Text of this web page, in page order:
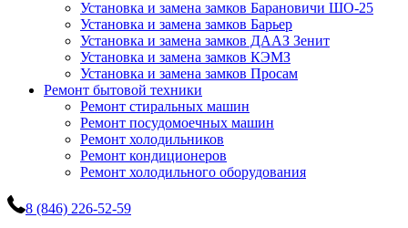
Установка и замена замков Барановичи ШО-25
Установка и замена замков Барьер
Установка и замена замков ДААЗ Зенит
Установка и замена замков КЭМЗ
Установка и замена замков Просам
Ремонт бытовой техники
Ремонт стиральных машин
Ремонт посудомоечных машин
Ремонт холодильников
Ремонт кондиционеров
Ремонт холодильного оборудования
8 (846) 226-52-59